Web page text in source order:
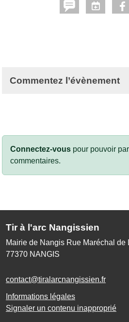
Commentez l’évènement
Connectez-vous pour pouvoir
commentaires.
Tir à l'arc Nangissien
Mairie de Nangis Rue Maréchal de
77370 NANGIS
contact@tiralarcnangissien.fr
Informations légales
Signaler un contenu inapproprié